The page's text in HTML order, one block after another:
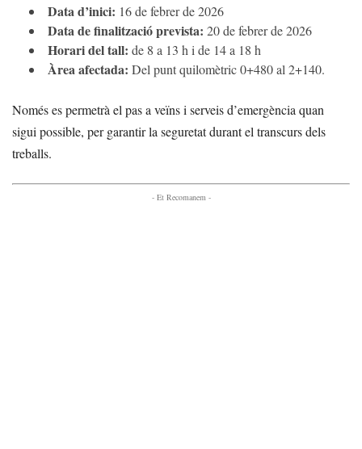
Data d’inici: 16 de febrer de 2026
Data de finalització prevista: 20 de febrer de 2026
Horari del tall: de 8 a 13 h i de 14 a 18 h
Àrea afectada: Del punt quilomètric 0+480 al 2+140.
Només es permetrà el pas a veïns i serveis d’emergència quan
sigui possible, per garantir la seguretat durant el transcurs dels
treballs.
- Et Recomanem -